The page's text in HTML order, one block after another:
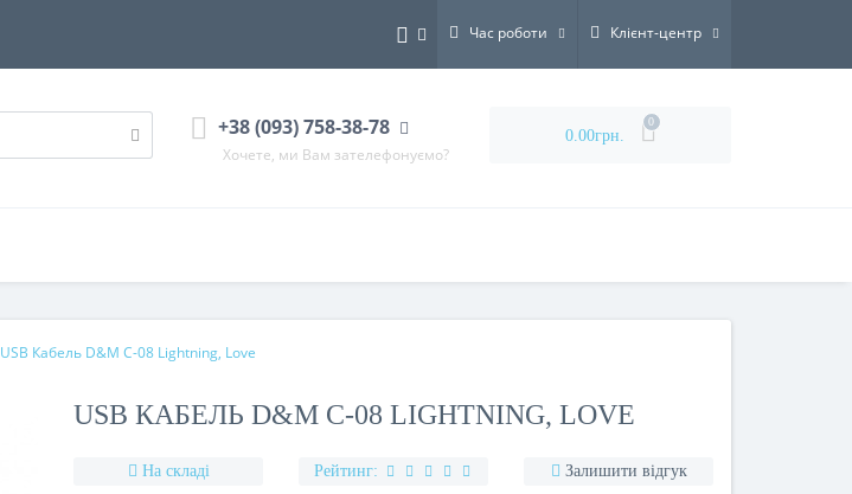
Час роботи Клієнт-центр
+38 (093) 758-38-78
Хочете, ми Вам зателефонуємо?
0.00грн.
0
USB Кабель D&M C-08 Lightning, Love
USB КАБЕЛЬ D&M C-08 LIGHTNING, LOVE
На складі Рейтинг: Залишити відгук